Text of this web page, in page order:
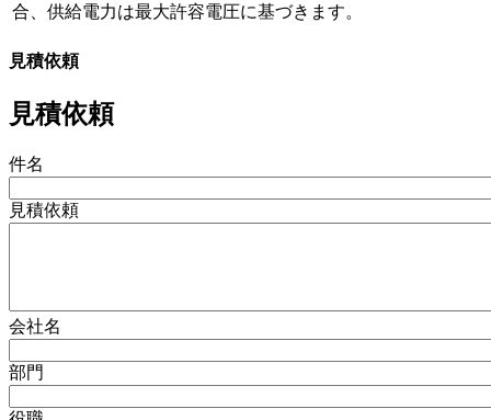
合、供給電力は最大許容電圧に基づきます。
見積依頼
見積依頼
件名
見積依頼
会社名
部門